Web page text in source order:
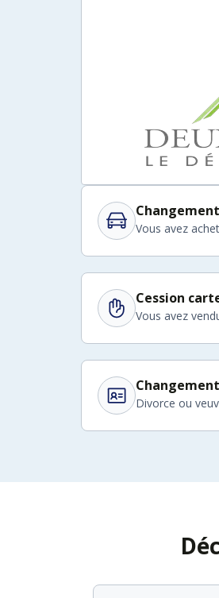
Vous avez
Cession
Vous avez
Divorce ou